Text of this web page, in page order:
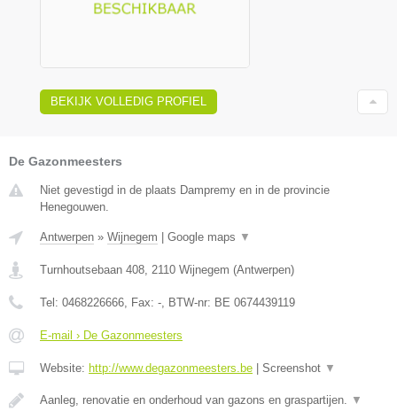
BEKIJK VOLLEDIG PROFIEL
De Gazonmeesters
Niet gevestigd in de plaats Dampremy en in de provincie
Henegouwen.
Antwerpen » Wijnegem Google maps ▼
Turnhoutsebaan 408 2110 Wijnegem (Antwerpen)
Tel: 0468226666 , Fax: - , BTW-nr: BE 0674439119
E-mail › De Gazonmeesters
Website: http://www.degazonmeesters.be Screenshot ▼
Aanleg, renovatie en onderhoud van gazons en graspartijen. ▼